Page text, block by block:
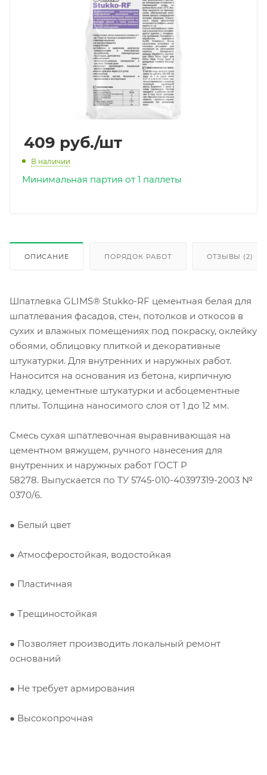
409 руб./шт
В наличии
Минимальная партия от 1 паллеты
ОПИСАНИЕ ПОРЯДОК РАБОТ ОТЗЫВЫ (2)
Шпатлевка GLIMS® Stukko-RF цементная белая для
шпатлевания фасадов, стен, потолков и откосов в
сухих и влажных помещениях под покраску, оклейку
обоями, облицовку плиткой и декоративные
штукатурки. Для внутренних и наружных работ.
Наносится на основания из бетона, кирпичную
кладку, цементные штукатурки и асбоцементные
плиты. Толщина наносимого слоя от 1 до 12 мм.
Смесь сухая шпатлевочная выравнивающая на
цементном вяжущем, ручного нанесения для
внутренних и наружных работ ГОСТ Р
58278. Выпускается по ТУ 5745-010-40397319-2003 №
0370/6.
● Белый цвет
● Атмосферостойкая, водостойкая
● Пластичная
● Трещиностойкая
● Позволяет производить локальный ремонт
оснований
● Не требует армирования
● Высокопрочная